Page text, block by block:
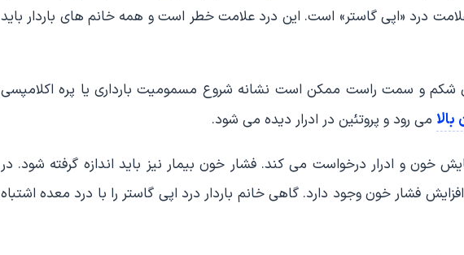
درد «اپی گاستر» است. این درد علامت خطر است و همه خانم های باردار باید
شکم و سمت راست ممکن است نشانه شروع مسمومیت بارداری یا پره اکلامپسی
می رود و پروتئین در ادرار دیده می شود.
خون و ادرار درخواست می کند. فشار خون بیمار نیز باید اندازه گرفته شود. در
فشار خون وجود دارد. گاهی خانم باردار درد اپی گاستر را با درد معده اشتباه